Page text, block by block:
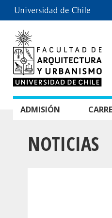
ADMISIÓN
NOTICIAS